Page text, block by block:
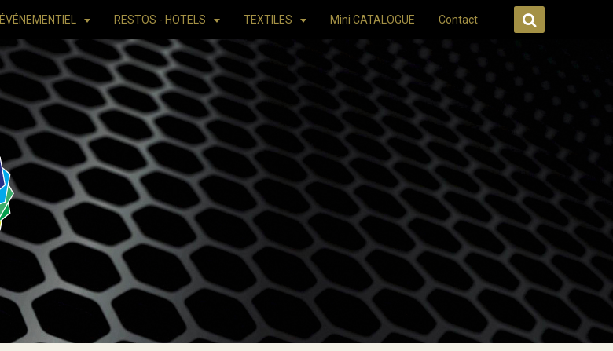
ÉVÉNEMENTIEL RESTOS - HOTELS TEXTILES Mini CATALOGUE Contact